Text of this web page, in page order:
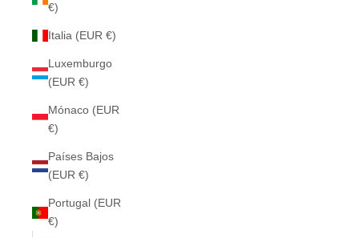
€)
Italia (EUR €)
Luxemburgo
(EUR €)
Mónaco (EUR
€)
Países Bajos
(EUR €)
Portugal (EUR
€)